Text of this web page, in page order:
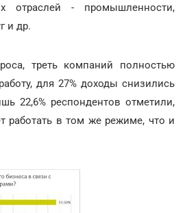
отраслей - промышленности,
и др.
треть компаний полностью
для 27% доходы снизились
22,6% респондентов отметили,
работать в том же режиме, что и